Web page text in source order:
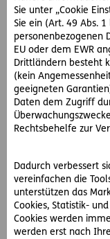
Sie unter „Cookie
Sie ein (Art. 49 Abs. 1
personenbezogenen
EU oder dem EWR
Drittländern besteht
(kein
geeigneten
Daten dem Zugriff
Rechtsbehelfe zur
Dadurch verbessert
vereinfachen die
unterstützen das
Cookies, Statistik-
Cookies werden
werden erst nach
Steiermark
Mehr erfahren
Mehr erfahren